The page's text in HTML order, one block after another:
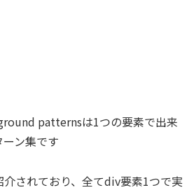
patternsは1つの要素で出来
ン集です
されており、全てdiv要素1つで実